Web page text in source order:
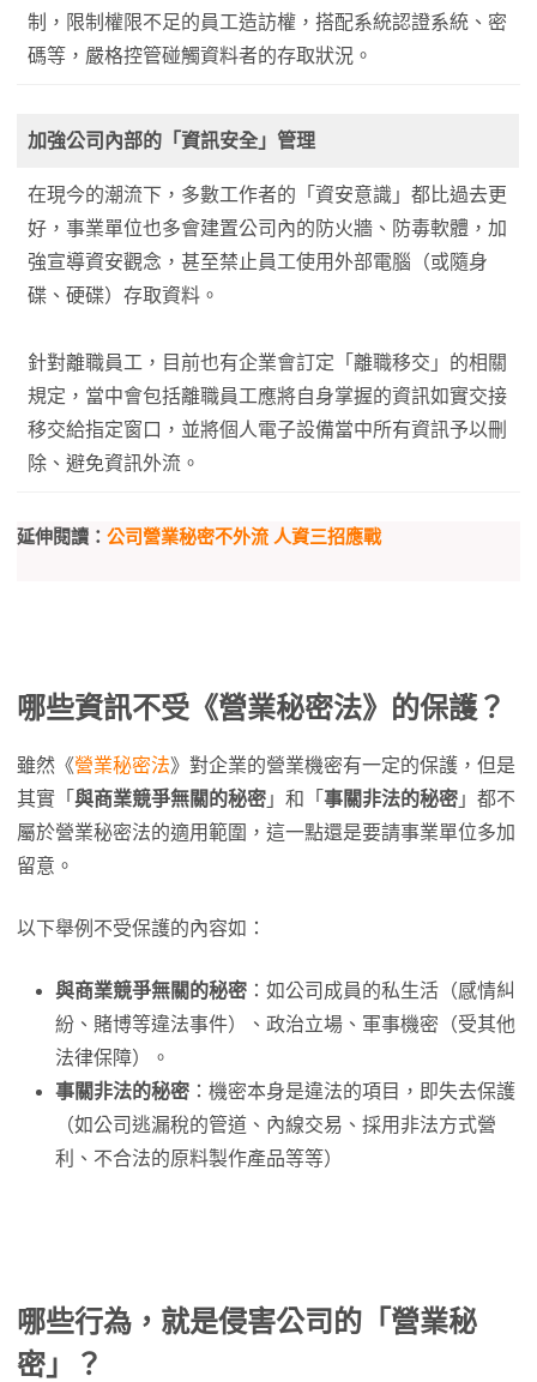
制，限制權限不足的員工造訪權，搭配系統認證系統、密
碼等，嚴格控管碰觸資料者的存取狀況。
加強公司內部的「資訊安全」管理
在現今的潮流下，多數工作者的「資安意識」都比過去更
好，事業單位也多會建置公司內的防火牆、防毒軟體，加
強宣導資安觀念，甚至禁止員工使用外部電腦（或隨身
碟、硬碟）存取資料。
針對離職員工，目前也有企業會訂定「離職移交」的相關
規定，當中會包括離職員工應將自身掌握的資訊如實交接
移交給指定窗口，並將個人電子設備當中所有資訊予以刪
除、避免資訊外流。
延伸閱讀： 公司營業秘密不外流 人資三招應戰
哪些資訊不受《營業秘密法》的保護？
雖然《營業秘密法》對企業的營業機密有一定的保護，但是
其實「 與商業競爭無關的秘密 」和「 事關非法的秘密 」都不
屬於營業秘密法的適用範圍，這一點還是要請事業單位多加
留意。
以下舉例不受保護的內容如：
與商業競爭無關的秘密 ：如公司成員的私生活（感情糾
紛、賭博等違法事件）、政治立場、軍事機密（受其他
法律保障）。
事關非法的秘密 ：機密本身是違法的項目，即失去保護
（如公司逃漏稅的管道、內線交易、採用非法方式營
利、不合法的原料製作產品等等）
哪些行為，就是侵害公司的「營業秘
密」？